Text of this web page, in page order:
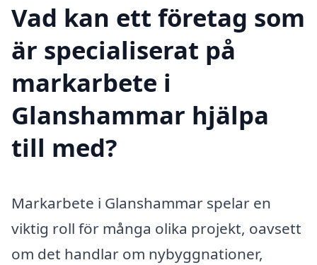
Vad kan ett företag som
är specialiserat på
markarbete i
Glanshammar hjälpa
till med?
Markarbete i Glanshammar spelar en
viktig roll för många olika projekt, oavsett
om det handlar om nybyggnationer,